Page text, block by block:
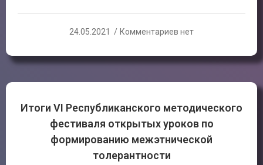
24.05.2021 Комментариев нет
Итоги VI Республиканского методического
фестиваля открытых уроков по
формированию межэтнической
толерантности